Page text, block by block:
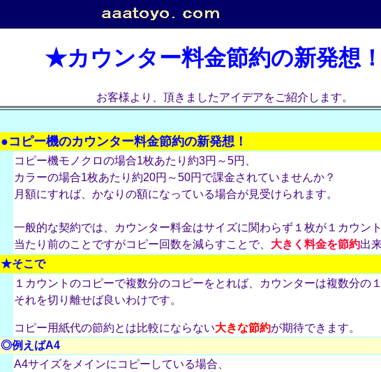
★カウンター料金節約の新発想
お客様より、頂きましたアイデアをご紹介します。
●コピー機のカウンター料金節約の新発想！
コピー機モノクロの場合1枚あたり約3円～5円、
カラーの場合1枚あたり約20円～50円で課金されていませんか？
月額にすれば、かなりの額になっている場合が見受けられます。
一般的な契約では、カウンター料金はサイズに関わらず１枚が１カウン
当たり前のことですがコピー回数を減らすことで、 大きく料金を節約出
★そこで
１カウントのコピーで複数分のコピーをとれば、カウンターは複数分の
それを切り離せば良いわけです。
コピー用紙代の節約とは比較にならない大きな節約が期待できます。
◎例えばA4
A4サイズをメインにコピーしている場合、